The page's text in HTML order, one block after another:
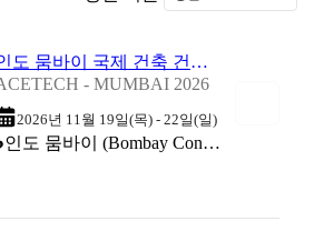
인도 뭄바이 국제 건축 건설 기술 박람회 2026
- MUMBAI 2026
2026년 11월 19일(목) - 22일(일)
인도 뭄바이 (Bombay Convention & Exhibition Centre (BCEC))